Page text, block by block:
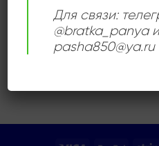
Banjo Und Tuba
300,00₽
Продается: Интернет-магазин
Для связи:
@bratka_panya
pasha850@ya.ru